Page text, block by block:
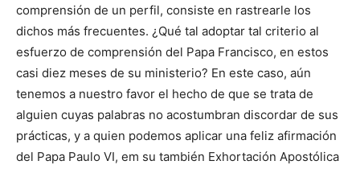
comprensión de un perfil, consiste en rastrearle los
dichos más frecuentes. ¿Qué tal adoptar tal criterio al
esfuerzo de comprensión del Papa Francisco, en estos
casi diez meses de su ministerio? En este caso, aún
tenemos a nuestro favor el hecho de que se trata de
alguien cuyas palabras no acostumbran discordar de sus
prácticas, y a quien podemos aplicar una feliz afirmación
del Papa Paulo VI, em su también Exhortación Apostólica